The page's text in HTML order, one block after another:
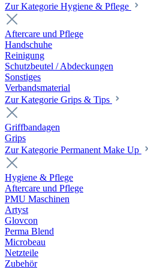
Zur Kategorie Hygiene & Pflege
Aftercare und Pflege
Handschuhe
Reinigung
Schutzbeutel / Abdeckungen
Sonstiges
Verbandsmaterial
Zur Kategorie Grips & Tips
Griffbandagen
Grips
Zur Kategorie Permanent Make Up
Hygiene & Pflege
Aftercare und Pflege
PMU Maschinen
Artyst
Glovcon
Perma Blend
Microbeau
Netzteile
Zubehör